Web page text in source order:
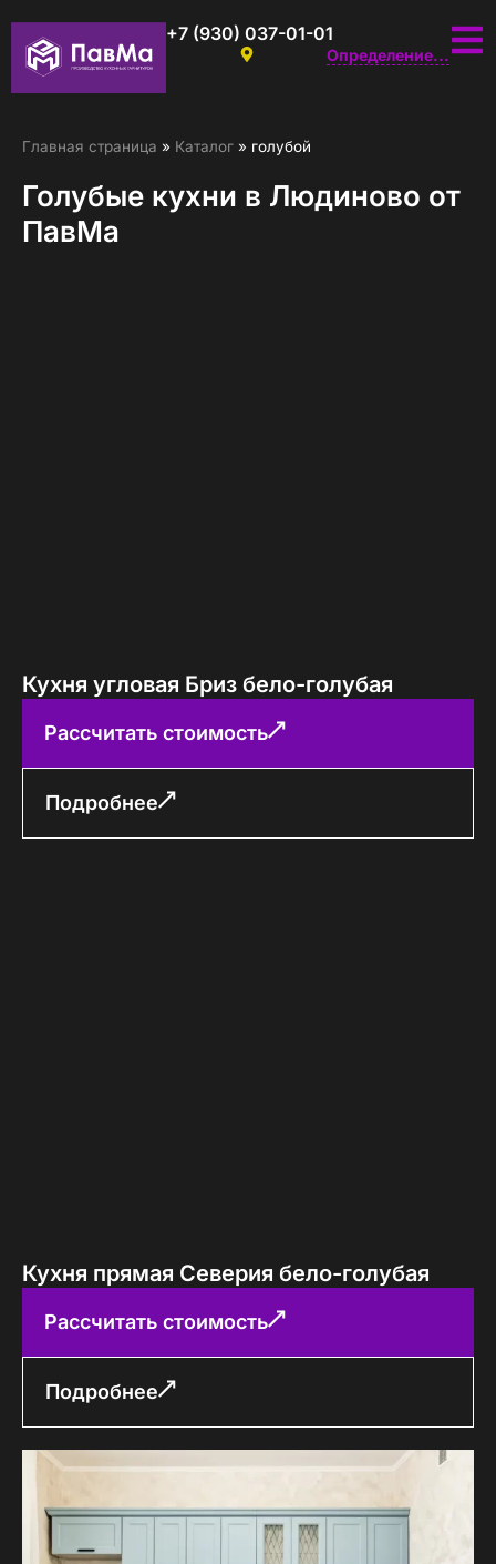
+7 (930) 037-01-01
Определение...
Главная страница » Каталог » голубой
Голубые кухни в Людиново от
ПавМа
Кухня угловая Бриз бело-голубая
Рассчитать стоимость
Подробнее
Кухня прямая Северия бело-голубая
Рассчитать стоимость
Подробнее